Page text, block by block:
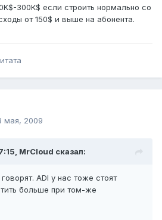
300К$ если строить нормально со
от 150$ и выше на абонента.
мая, 2009
MrCloud сказал:
ADI у нас тоже стоят
больше при том-же